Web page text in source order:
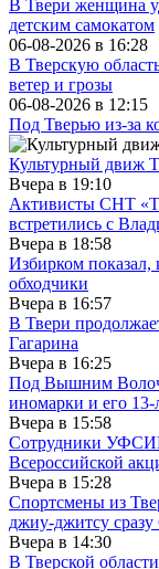
В Твери женщина
детским самокатом
06-08-2026 в 16:28
В Тверскую
ветер и грозы
06-08-2026 в 12:15
Под Тверью из-за
Культурный движ
Вчера в 19:10
Активисты СНТ
встретились с
Вчера в 18:58
Избирком показал,
обходчики
Вчера в 16:57
В Твери
Гагарина
Вчера в 16:25
Под Вышним
иномарки и его
Вчера в 15:58
Сотрудники УФСИН
Всероссийской
Вчера в 15:28
Спортсмены из
джиу-джитсу сразу
Вчера в 14:30
В Тверской